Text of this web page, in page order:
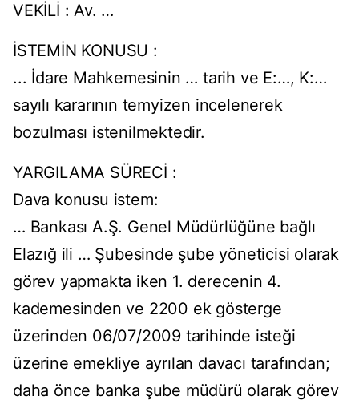
VEKİLİ : Av. …
İSTEMİN KONUSU :
... İdare Mahkemesinin … tarih ve E:…, K:…
sayılı kararının temyizen incelenerek
bozulması istenilmektedir.
YARGILAMA SÜRECİ :
Dava konusu istem:
… Bankası A.Ş. Genel Müdürlüğüne bağlı
Elazığ ili … Şubesinde şube yöneticisi olarak
görev yapmakta iken 1. derecenin 4.
kademesinden ve 2200 ek gösterge
üzerinden 06/07/2009 tarihinde isteği
üzerine emekliye ayrılan davacı tarafından;
daha önce banka şube müdürü olarak görev